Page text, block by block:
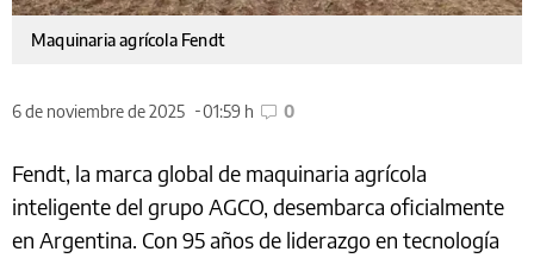
Maquinaria agrícola Fendt
6 de noviembre de 2025 01:59 h 0
Fendt, la marca global de maquinaria agrícola
inteligente del grupo AGCO, desembarca oficialmente
en Argentina. Con 95 años de liderazgo en tecnología